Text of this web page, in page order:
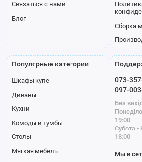
Связаться с нами
Блог
Сборка
Популярные категории
Шкафы купе
Диваны
Кухни
Комоды и тумбы
Столы
Мягкая мебель
073-
097-
Без
19:00
Субота -
18:00
Мы в